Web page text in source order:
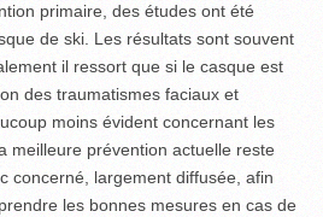
primaire, des études ont été
de ski. Les résultats sont souvent
il ressort que si le casque est
des traumatismes faciaux et
moins évident concernant les
meilleure prévention actuelle reste
concerné, largement diffusée, afin
les bonnes mesures en cas de